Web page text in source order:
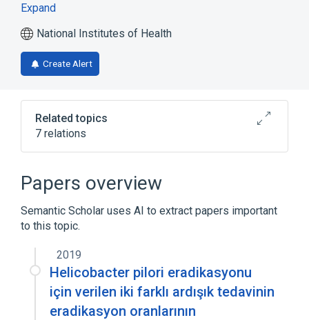
Expand
National Institutes of Health
Create Alert
Related topics
7 relations
ACnc
Antibodies
Expand
Papers overview
Semantic Scholar uses AI to extract papers important
to this topic.
2019
Helicobacter pilori eradikasyonu
için verilen iki farklı ardışık tedavinin
eradikasyon oranlarının